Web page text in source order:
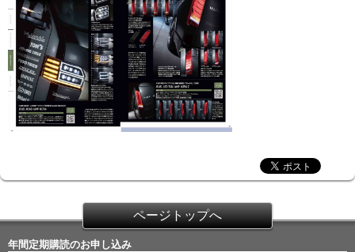
ページトップへ
年間定期購読のお申し込み